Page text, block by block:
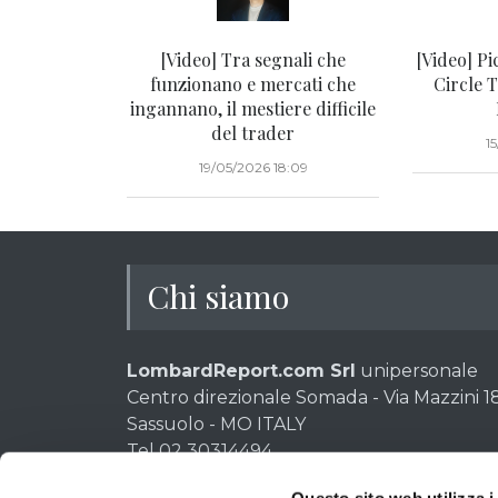
[Video] Tra segnali che
funzionano e mercati che
ingannano, il mestiere difficile
del trader
19/05/2026 18:09
[Video]
Circle
Chi siamo
LombardReport.com Srl unipersonale
Centro direzionale Somada - Via Mazzini
Sassuolo - MO ITALY
Tel 02 30314494